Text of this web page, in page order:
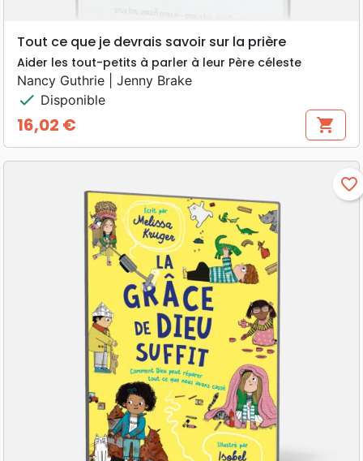
Tout ce que je devrais savoir sur la prière
Aider les tout-petits à parler à leur Père céleste
Nancy Guthrie | Jenny Brake
check Disponible
Prix
16,02 € shopping_cart
favorite_border